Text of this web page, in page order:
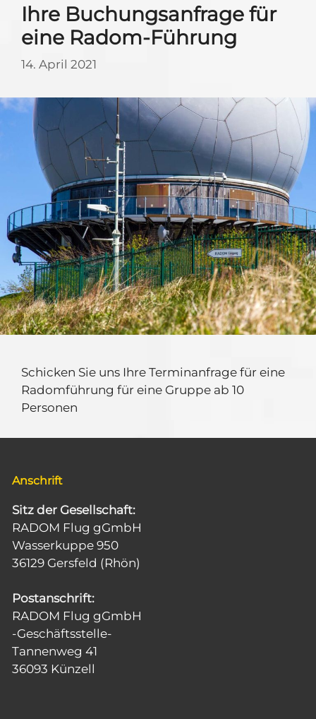
Ihre Buchungsanfrage für
eine Radom-Führung
14. April 2021
Schicken Sie uns Ihre Terminanfrage für eine
Radomführung für eine Gruppe ab 10
Personen
Anschrift
Sitz der Gesellschaft:
RADOM Flug gGmbH
Wasserkuppe 950
36129 Gersfeld (Rhön)
Postanschrift:
RADOM Flug gGmbH
-Geschäftsstelle-
Tannenweg 41
36093 Künzell